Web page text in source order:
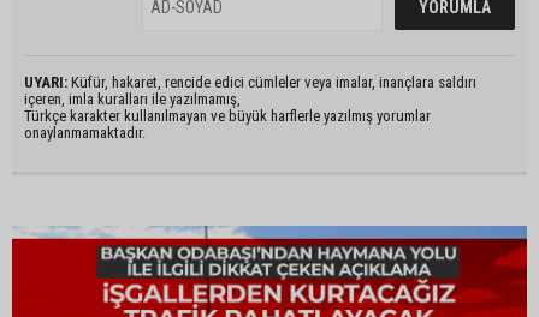
UYARI: Küfür, hakaret, rencide edici cümleler veya imalar, inançlara saldırı
içeren, imla kuralları ile yazılmamış,
Türkçe karakter kullanılmayan ve büyük harflerle yazılmış yorumlar
onaylanmamaktadır.